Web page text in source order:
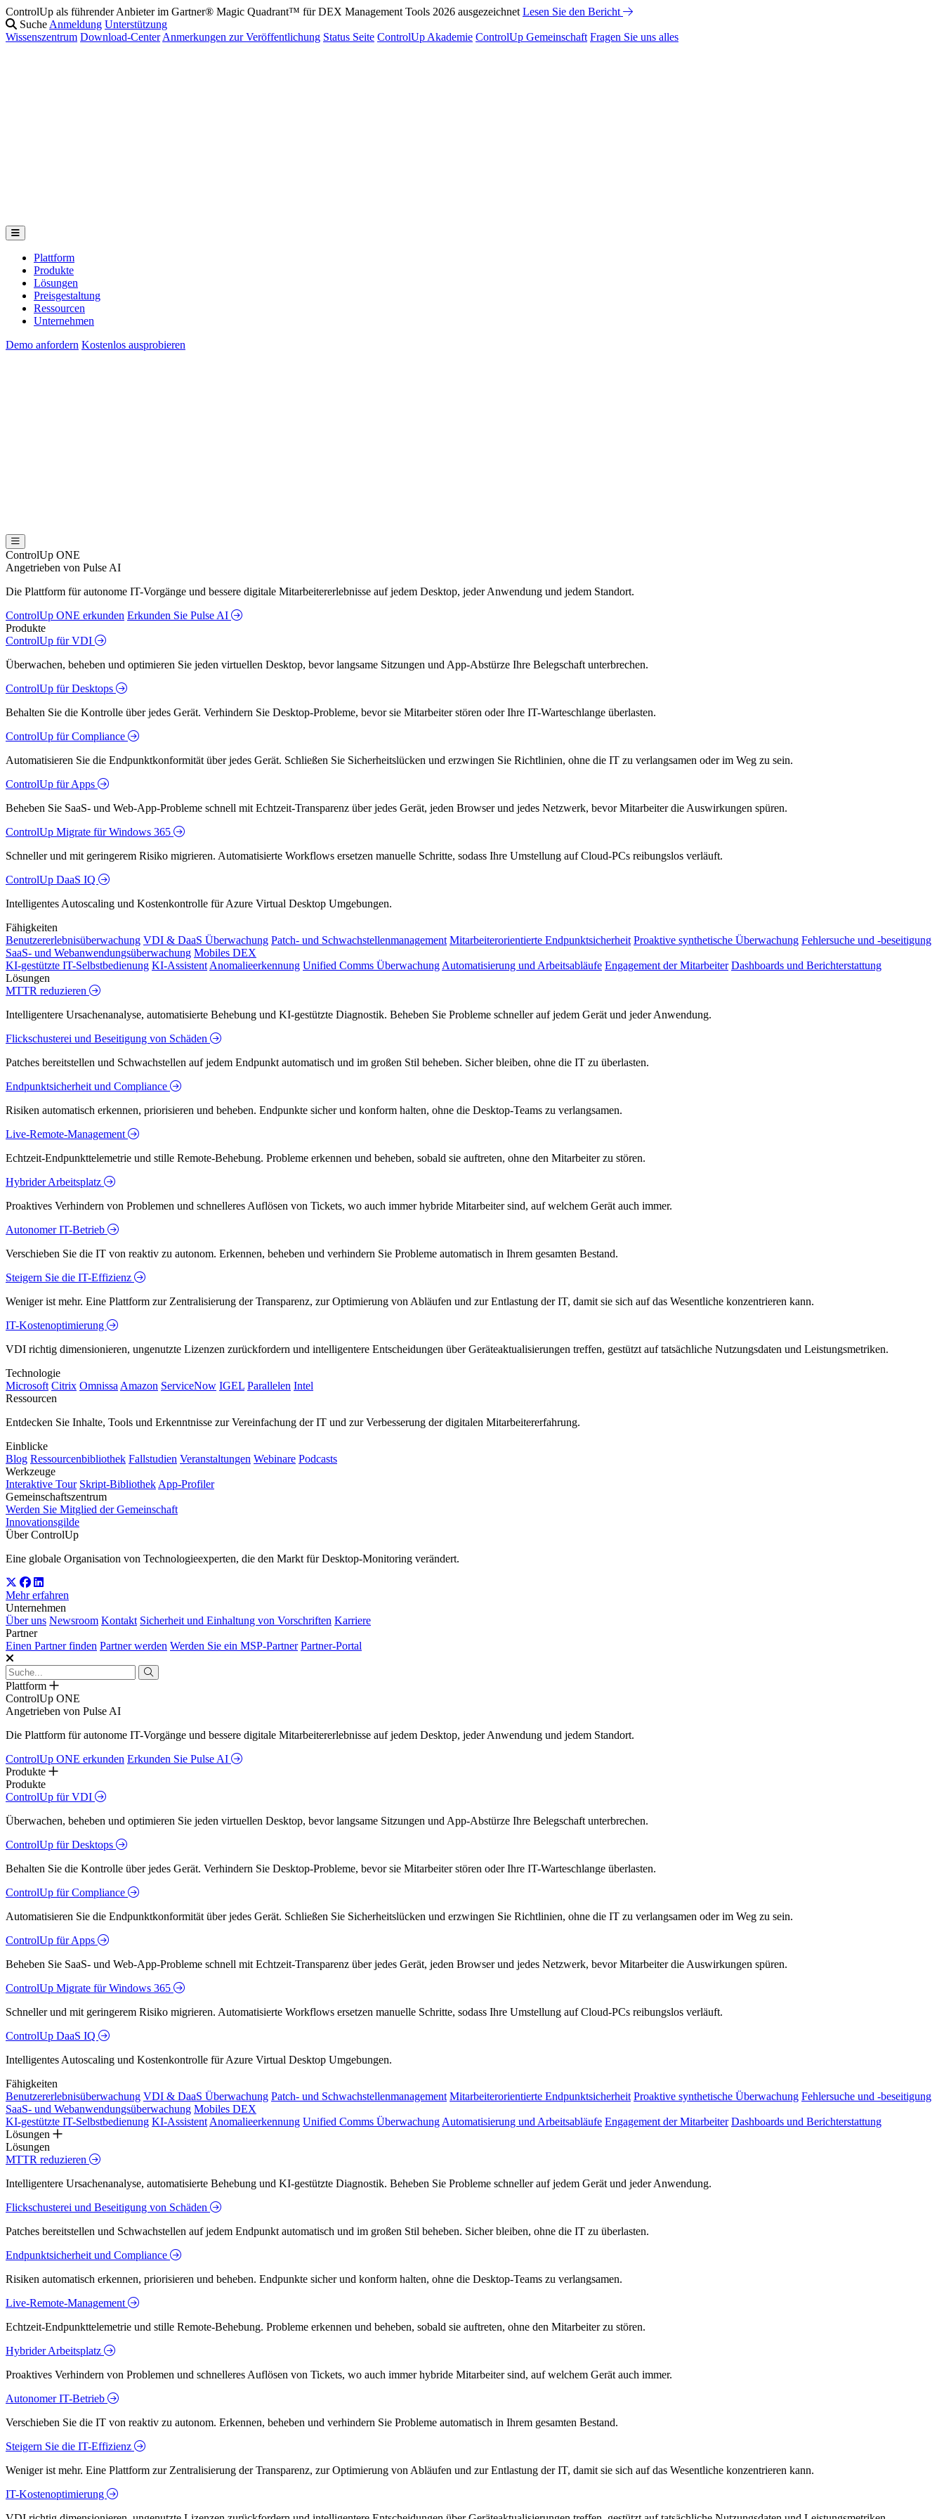
ControlUp als führender Anbieter im Gartner® Magic Quadrant™ für DEX Management Tools 2026 ausgezeichnet Lesen Sie den Bericht
Suche Anmeldung Unterstützung
Wissenszentrum Download-Center Anmerkungen zur Veröffentlichung Status Seite ControlUp Akademie ControlUp Gemeinschaft Fragen Sie uns alles
Plattform
Produkte
Lösungen
Preisgestaltung
Ressourcen
Unternehmen
Demo anfordern Kostenlos ausprobieren
ControlUp ONE
Angetrieben von Pulse AI
Die Plattform für autonome IT-Vorgänge und bessere digitale Mitarbeitererlebnisse auf jedem Desktop, jeder Anwendung und jedem Standort.
ControlUp ONE erkunden Erkunden Sie Pulse AI
Produkte
ControlUp für VDI
Überwachen, beheben und optimieren Sie jeden virtuellen Desktop, bevor langsame Sitzungen und App-Abstürze Ihre Belegschaft unterbrechen.
ControlUp für Desktops
Behalten Sie die Kontrolle über jedes Gerät. Verhindern Sie Desktop-Probleme, bevor sie Mitarbeiter stören oder Ihre IT-Warteschlange überlasten.
ControlUp für Compliance
Automatisieren Sie die Endpunktkonformität über jedes Gerät. Schließen Sie Sicherheitslücken und erzwingen Sie Richtlinien, ohne die IT zu verlangsamen oder im Weg zu sein.
ControlUp für Apps
Beheben Sie SaaS- und Web-App-Probleme schnell mit Echtzeit-Transparenz über jedes Gerät, jeden Browser und jedes Netzwerk, bevor Mitarbeiter die Auswirkungen spüren.
ControlUp Migrate für Windows 365
Schneller und mit geringerem Risiko migrieren. Automatisierte Workflows ersetzen manuelle Schritte, sodass Ihre Umstellung auf Cloud-PCs reibungslos verläuft.
ControlUp DaaS IQ
Intelligentes Autoscaling und Kostenkontrolle für Azure Virtual Desktop Umgebungen.
Fähigkeiten
Benutzererlebnisüberwachung VDI & DaaS Überwachung Patch- und Schwachstellenmanagement Mitarbeiterorientierte Endpunktsicherheit Proaktive synthetische Überwachung Fehlersuche und -beseitigung
SaaS- und Webanwendungsüberwachung Mobiles DEX
KI-gestützte IT-Selbstbedienung KI-Assistent Anomalieerkennung Unified Comms Überwachung Automatisierung und Arbeitsabläufe Engagement der Mitarbeiter Dashboards und Berichterstattung
Lösungen
MTTR reduzieren
Intelligentere Ursachenanalyse, automatisierte Behebung und KI-gestützte Diagnostik. Beheben Sie Probleme schneller auf jedem Gerät und jeder Anwendung.
Flickschusterei und Beseitigung von Schäden
Patches bereitstellen und Schwachstellen auf jedem Endpunkt automatisch und im großen Stil beheben. Sicher bleiben, ohne die IT zu überlasten.
Endpunktsicherheit und Compliance
Risiken automatisch erkennen, priorisieren und beheben. Endpunkte sicher und konform halten, ohne die Desktop-Teams zu verlangsamen.
Live-Remote-Management
Echtzeit-Endpunkttelemetrie und stille Remote-Behebung. Probleme erkennen und beheben, sobald sie auftreten, ohne den Mitarbeiter zu stören.
Hybrider Arbeitsplatz
Proaktives Verhindern von Problemen und schnelleres Auflösen von Tickets, wo auch immer hybride Mitarbeiter sind, auf welchem Gerät auch immer.
Autonomer IT-Betrieb
Verschieben Sie die IT von reaktiv zu autonom. Erkennen, beheben und verhindern Sie Probleme automatisch in Ihrem gesamten Bestand.
Steigern Sie die IT-Effizienz
Weniger ist mehr. Eine Plattform zur Zentralisierung der Transparenz, zur Optimierung von Abläufen und zur Entlastung der IT, damit sie sich auf das Wesentliche konzentrieren kann.
IT-Kostenoptimierung
VDI richtig dimensionieren, ungenutzte Lizenzen zurückfordern und intelligentere Entscheidungen über Geräteaktualisierungen treffen, gestützt auf tatsächliche Nutzungsdaten und Leistungsmetriken.
Technologie
Microsoft Citrix Omnissa Amazon ServiceNow IGEL Parallelen Intel
Ressourcen
Entdecken Sie Inhalte, Tools und Erkenntnisse zur Vereinfachung der IT und zur Verbesserung der digitalen Mitarbeitererfahrung.
Einblicke
Blog Ressourcenbibliothek Fallstudien Veranstaltungen Webinare Podcasts
Werkzeuge
Interaktive Tour Skript-Bibliothek App-Profiler
Gemeinschaftszentrum
Werden Sie Mitglied der Gemeinschaft
Innovationsgilde
Über ControlUp
Eine globale Organisation von Technologieexperten, die den Markt für Desktop-Monitoring verändert.
Mehr erfahren
Unternehmen
Über uns Newsroom Kontakt Sicherheit und Einhaltung von Vorschriften Karriere
Partner
Einen Partner finden Partner werden Werden Sie ein MSP-Partner Partner-Portal
Plattform
ControlUp ONE
Angetrieben von Pulse AI
Die Plattform für autonome IT-Vorgänge und bessere digitale Mitarbeitererlebnisse auf jedem Desktop, jeder Anwendung und jedem Standort.
ControlUp ONE erkunden Erkunden Sie Pulse AI
Produkte
Produkte
ControlUp für VDI
Überwachen, beheben und optimieren Sie jeden virtuellen Desktop, bevor langsame Sitzungen und App-Abstürze Ihre Belegschaft unterbrechen.
ControlUp für Desktops
Behalten Sie die Kontrolle über jedes Gerät. Verhindern Sie Desktop-Probleme, bevor sie Mitarbeiter stören oder Ihre IT-Warteschlange überlasten.
ControlUp für Compliance
Automatisieren Sie die Endpunktkonformität über jedes Gerät. Schließen Sie Sicherheitslücken und erzwingen Sie Richtlinien, ohne die IT zu verlangsamen oder im Weg zu sein.
ControlUp für Apps
Beheben Sie SaaS- und Web-App-Probleme schnell mit Echtzeit-Transparenz über jedes Gerät, jeden Browser und jedes Netzwerk, bevor Mitarbeiter die Auswirkungen spüren.
ControlUp Migrate für Windows 365
Schneller und mit geringerem Risiko migrieren. Automatisierte Workflows ersetzen manuelle Schritte, sodass Ihre Umstellung auf Cloud-PCs reibungslos verläuft.
ControlUp DaaS IQ
Intelligentes Autoscaling und Kostenkontrolle für Azure Virtual Desktop Umgebungen.
Fähigkeiten
Benutzererlebnisüberwachung VDI & DaaS Überwachung Patch- und Schwachstellenmanagement Mitarbeiterorientierte Endpunktsicherheit Proaktive synthetische Überwachung Fehlersuche und -beseitigung
SaaS- und Webanwendungsüberwachung Mobiles DEX
KI-gestützte IT-Selbstbedienung KI-Assistent Anomalieerkennung Unified Comms Überwachung Automatisierung und Arbeitsabläufe Engagement der Mitarbeiter Dashboards und Berichterstattung
Lösungen
Lösungen
MTTR reduzieren
Intelligentere Ursachenanalyse, automatisierte Behebung und KI-gestützte Diagnostik. Beheben Sie Probleme schneller auf jedem Gerät und jeder Anwendung.
Flickschusterei und Beseitigung von Schäden
Patches bereitstellen und Schwachstellen auf jedem Endpunkt automatisch und im großen Stil beheben. Sicher bleiben, ohne die IT zu überlasten.
Endpunktsicherheit und Compliance
Risiken automatisch erkennen, priorisieren und beheben. Endpunkte sicher und konform halten, ohne die Desktop-Teams zu verlangsamen.
Live-Remote-Management
Echtzeit-Endpunkttelemetrie und stille Remote-Behebung. Probleme erkennen und beheben, sobald sie auftreten, ohne den Mitarbeiter zu stören.
Hybrider Arbeitsplatz
Proaktives Verhindern von Problemen und schnelleres Auflösen von Tickets, wo auch immer hybride Mitarbeiter sind, auf welchem Gerät auch immer.
Autonomer IT-Betrieb
Verschieben Sie die IT von reaktiv zu autonom. Erkennen, beheben und verhindern Sie Probleme automatisch in Ihrem gesamten Bestand.
Steigern Sie die IT-Effizienz
Weniger ist mehr. Eine Plattform zur Zentralisierung der Transparenz, zur Optimierung von Abläufen und zur Entlastung der IT, damit sie sich auf das Wesentliche konzentrieren kann.
IT-Kostenoptimierung